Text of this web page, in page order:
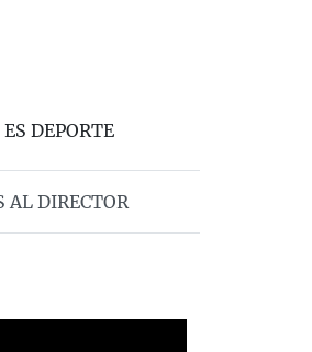
DEPORTE
AL DIRECTOR